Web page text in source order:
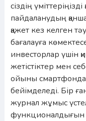
сіздің
пайдаланудың
қажет кез келген
бағалауға
инвесторлар үшін
жетістіктер мен
ойыны
бейімделеді. Бір
журнал жұмыс
функционалдығын